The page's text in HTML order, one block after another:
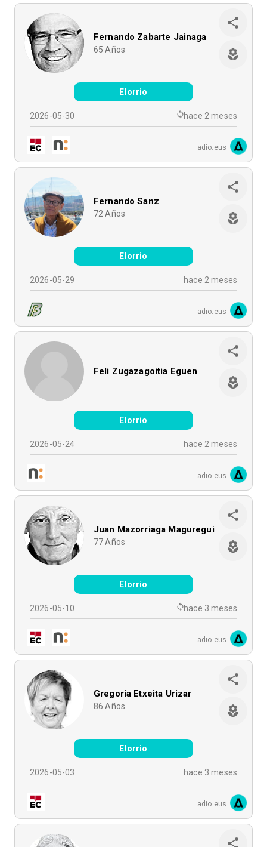
Fernando Zabarte Jainaga
65 Años
Elorrio
2026-05-30 hace 2 meses
adio.eus
Fernando Sanz
72 Años
Elorrio
2026-05-29 hace 2 meses
adio.eus
Feli Zugazagoitia Eguen
Elorrio
2026-05-24 hace 2 meses
adio.eus
Juan Mazorriaga Maguregui
77 Años
Elorrio
2026-05-10 hace 3 meses
adio.eus
Gregoria Etxeita Urizar
86 Años
Elorrio
2026-05-03 hace 3 meses
adio.eus